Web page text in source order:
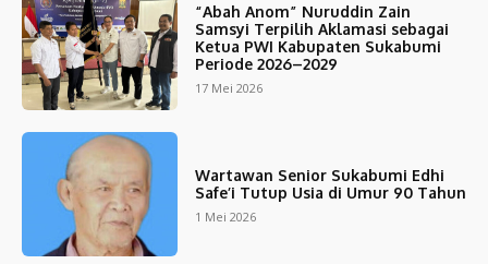
“Abah Anom” Nuruddin Zain
Samsyi Terpilih Aklamasi sebagai
Ketua PWI Kabupaten Sukabumi
Periode 2026–2029
17 Mei 2026
Wartawan Senior Sukabumi Edhi
Safe’i Tutup Usia di Umur 90 Tahun
1 Mei 2026